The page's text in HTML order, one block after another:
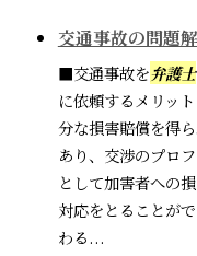
交通事故の問題
■交通事故を弁護士
に依頼するメリッ
分な損害賠償を得
あり、交渉のプロ
として加害者への
対応をとることが
わる...